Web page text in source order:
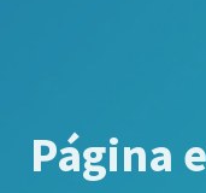
Página